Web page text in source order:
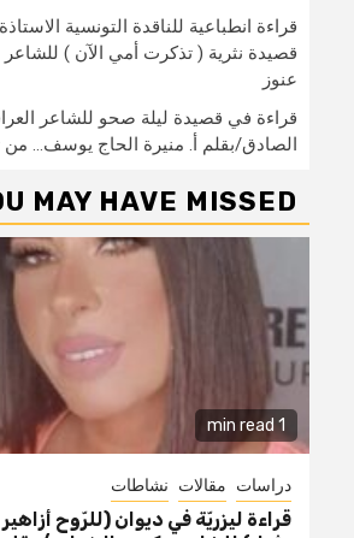
قراءة انطباعية للناقدة التونسية
قصيدة نثرية ( تذكرت أمي الآن )
عنوز
قراءة في قصيدة ليلة صحو للشاعر
الصادق/بقلم أ. منيرة الحاج يوسف…
MAY HAVE MISSED
1 min read
دراسات مقالات نشاطات
قراءة ليزريّة في ديوان (للرّوح أزاهير